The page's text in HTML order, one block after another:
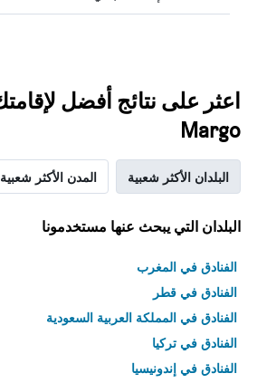
Margo
البلدان الأكثر شعبية المدن الأكثر شعبية
البلدان التي يبحث عنها مستخدمونا
الفنادق في المغرب
الفنادق في قطر
الفنادق في المملكة العربية السعودية
الفنادق في تركيا
الفنادق في إندونيسيا